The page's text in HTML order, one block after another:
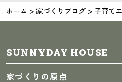
ホーム > 家づくりブログ > 子育て
SUNNYDAY HOUSE
家づくりの原点